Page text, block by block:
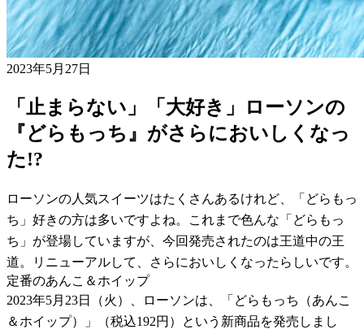
2023年5月27日
「止まらない」「大好き」ローソンの
『どらもっち』がさらにおいしくなっ
た!?
ローソンの人気スイーツはたくさんあるけれど、「どらもっ
ち」好きの方は多いですよね。これまで色んな「どらもっ
ち」が登場していますが、今回発売されたのは王道中の王
道。リニューアルして、さらにおいしくなったらしいです。
定番のあんこ＆ホイップ
2023年5月23日（火）、ローソンは、「どらもっち（あんこ
＆ホイップ）」（税込192円）という新商品を発売しまし